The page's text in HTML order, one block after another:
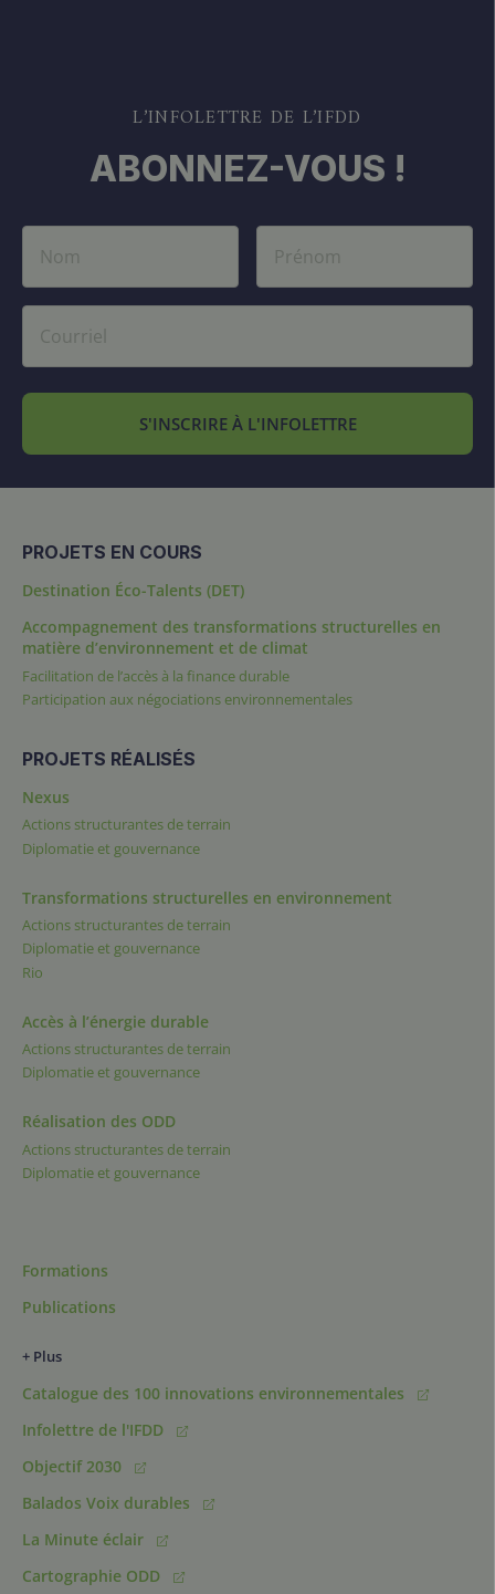
L’INFOLETTRE DE L’IFDD
ABONNEZ-VOUS !
S'INSCRIRE À L'INFOLETTRE
PROJETS EN COURS
Destination Éco-Talents (DET)
Accompagnement des transformations structurelles en
matière d’environnement et de climat
Facilitation de l’accès à la finance durable
Participation aux négociations environnementales
PROJETS RÉALISÉS
Nexus
Actions structurantes de terrain
Diplomatie et gouvernance
Transformations structurelles en environnement
Actions structurantes de terrain
Diplomatie et gouvernance
Rio
Accès à l’énergie durable
Actions structurantes de terrain
Diplomatie et gouvernance
Réalisation des ODD
Actions structurantes de terrain
Diplomatie et gouvernance
Formations
Publications
+ Plus
Catalogue des 100 innovations environnementales
Infolettre de l'IFDD
Objectif 2030
Balados Voix durables
La Minute éclair
Cartographie ODD